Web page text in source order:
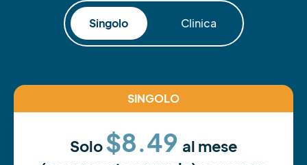
Singolo Clinica
SINGOLO
Solo$8.49 al mese